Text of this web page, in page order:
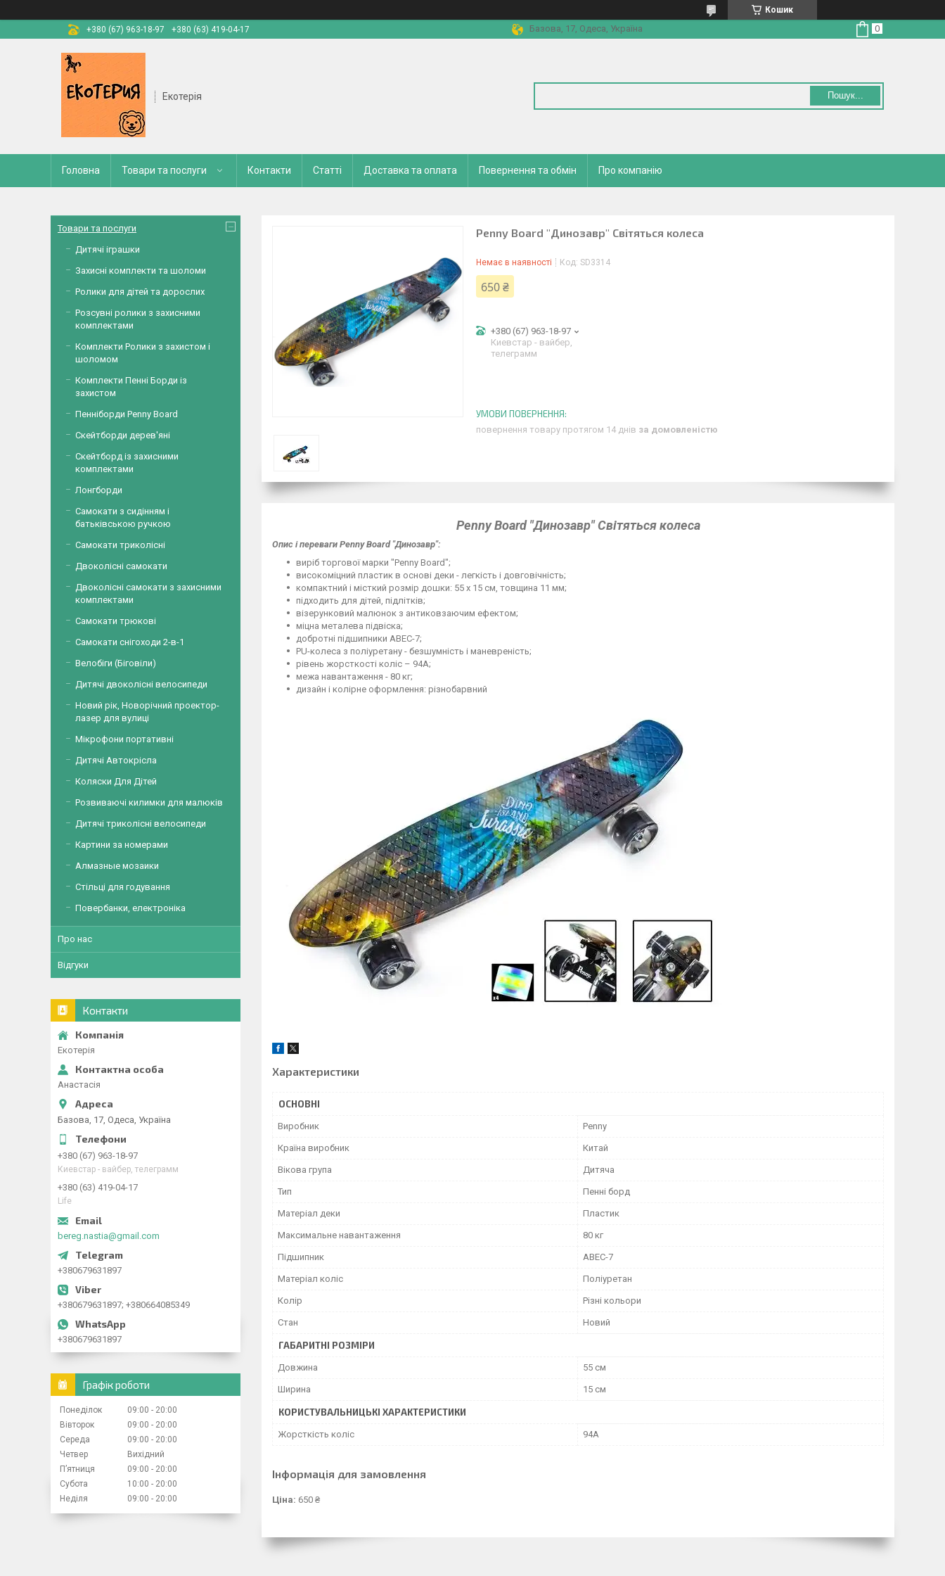
Кошик
+380 (67) 963-18-97
+380 (63) 419-04-17 Базова, 17, Одеса, Україна
Екотерія Пошук...
Головна Товари та послуги Контакти Статті Доставка та оплата Повернення та обмін Про компанію
Penny Board "Динозавр" Світяться колеса
Немає в наявності Код: SD3314
650 ₴
+380 (67) 963-18-97
Киевстар - вайбер,
телеграмм
повернення товару протягом 14 днів за домовленістю
Penny Board "Динозавр" Світяться колеса
Опис і переваги Penny Board "Динозавр":
виріб торгової марки "Penny Board";
високоміцний пластик в основі деки - легкість і довговічність;
компактний і місткий розмір дошки: 55 х 15 см, товщина 11 мм;
підходить для дітей, підлітків;
візерунковий малюнок з антиковзаючим ефектом;
міцна металева підвіска;
добротні підшипники ABEC-7;
PU-колеса з поліуретану - безшумність і маневреність;
рівень жорсткості коліс – 94А;
межа навантаження - 80 кг;
дизайн і колірне оформлення: різнобарвний
Характеристики
ОСНОВНІ
Виробник Penny
Країна виробник Китай
Вікова група Дитяча
Тип Пенні борд
Матеріал деки Пластик
Максимальне навантаження 80 кг
Підшипник ABEC-7
Матеріал коліс Поліуретан
Колір Різні кольори
Стан Новий
ГАБАРИТНІ РОЗМІРИ
Довжина 55 см
Ширина 15 см
КОРИСТУВАЛЬНИЦЬКІ ХАРАКТЕРИСТИКИ
Жорсткість коліс 94А
Інформація для замовлення
Ціна: 650 ₴
Товари та послуги
Дитячі іграшки
Захисні комплекти та шоломи
Ролики для дітей та дорослих
Розсувні ролики з захисними
комплектами
Комплекти Ролики з захистом і
шоломом
Комплекти Пенні Борди із
захистом
Пенніборди Penny Board
Скейтборди дерев'яні
Скейтборд із захисними
комплектами
Лонгборди
Самокати з сидінням і
батьківською ручкою
Самокати триколісні
Двоколісні самокати
Двоколісні самокати з захисними
комплектами
Самокати трюкові
Самокати снігоходи 2-в-1
Велобіги (Біговіли)
Дитячі двоколісні велосипеди
Новий рік, Новорічний проектор-
лазер для вулиці
Мікрофони портативні
Дитячі Автокрісла
Коляски Для Дітей
Розвиваючі килимки для малюків
Дитячі триколісні велосипеди
Картини за номерами
Алмазные мозаики
Стільці для годування
Повербанки, електроніка
Про нас
Відгуки
Контакти
Екотерія
Анастасія
Базова, 17, Одеса, Україна
+380 (67) 963-18-97
Киевстар - вайбер, телеграмм
+380 (63) 419-04-17
Life
bereg.nastia@gmail.com
+380679631897
+380679631897; +380664085349
+380679631897
Графік роботи
Понеділок 09:00
20:00
Вівторок
09:00
20:00
Середа
09:00
20:00
Четвер
Вихідний
Пʼятниця
09:00
20:00
Субота
10:00
20:00
Неділя
09:00 20:00